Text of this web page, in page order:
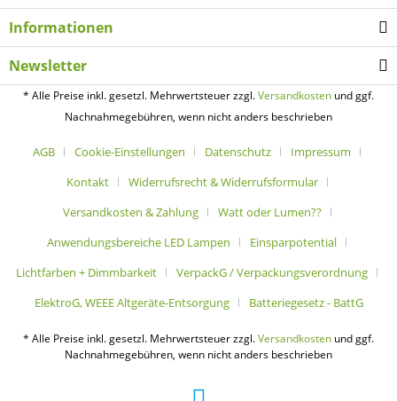
Informationen
Newsletter
* Alle Preise inkl. gesetzl. Mehrwertsteuer zzgl.Versandkosten und ggf.
Nachnahmegebühren, wenn nicht anders beschrieben
AGB Cookie-Einstellungen Datenschutz
Impressum
Kontakt
Widerrufsrecht & Widerrufsformular
Versandkosten & Zahlung
Watt oder Lumen??
Anwendungsbereiche LED Lampen
Einsparpotential
Lichtfarben + Dimmbarkeit
VerpackG / Verpackungsverordnung
ElektroG, WEEE Altgeräte-Entsorgung
Batteriegesetz - BattG
* Alle Preise inkl. gesetzl. Mehrwertsteuer zzgl.Versandkosten und ggf.
Nachnahmegebühren, wenn nicht anders beschrieben